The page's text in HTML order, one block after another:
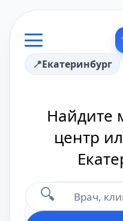
Екатеринбург
Найдите
центр
🔍